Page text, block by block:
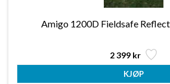
Amigo 1200D Fieldsafe
2 399 kr